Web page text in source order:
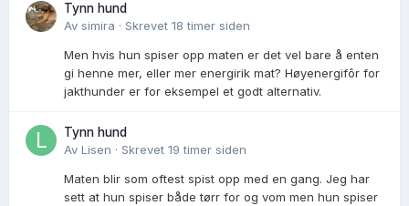
Tynn hund
Av simira · Skrevet 18 timer siden
Men hvis hun spiser opp maten er det vel bare å enten
gi henne mer, eller mer energirik mat? Høyenergifôr for
jakthunder er for eksempel et godt alternativ.
Tynn hund
Av Lisen · Skrevet 19 timer siden
Maten blir som oftest spist opp med en gang. Jeg har
sett at hun spiser både tørr for og vom men hun spiser